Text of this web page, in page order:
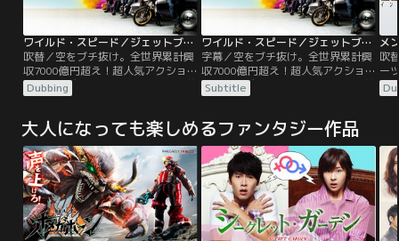
ワイルド・スピード／ジェットブレイク／吹替
吹替／空をブチ抜け。全世界累計興
収7000億円超え！超人気アクショ
ンシリーズ最新作。兄ドミニクvs弟
ジェイコブ。ワールドクラスの兄弟
息子のブライアンの3人で静かに暮
らしていたが、ある日仲間のピンチ
の知らせを聞く。ローマンら“ファ
ミリー”と合流したドミニクは…。
Dubbing
ワイルド・スピード／ジェットブレイク／字幕
字幕／空をブチ抜け。全世界累計興
収7000億円超え！超人気アクショ
ンシリーズ最新作。兄ドミニクvs弟
ジェイコブ。ワールドクラスの兄弟
息子のブライアンの3人で静かに暮
らしていたが、ある日仲間のピンチ
の知らせを聞く。ローマンら“ファ
ミリー”と合流したドミニクは…。
Subtitle
吹
ー
エ
う
に
あ
エ
大人になっても楽しめるファンタジー作品